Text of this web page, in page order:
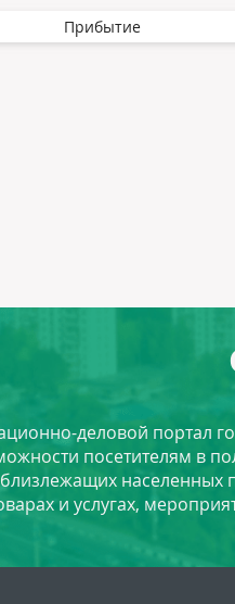
Прибытие
деловой портал
посетителям в
населенных
и услугах,